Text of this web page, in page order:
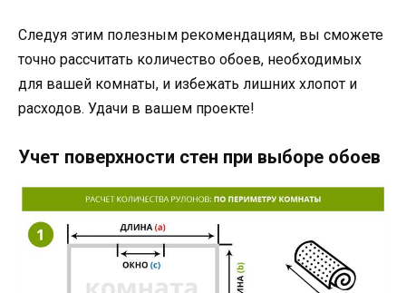
Следуя этим полезным рекомендациям, вы сможете
точно рассчитать количество обоев, необходимых
для вашей комнаты, и избежать лишних хлопот и
расходов. Удачи в вашем проекте!
Учет поверхности стен при выборе обоев